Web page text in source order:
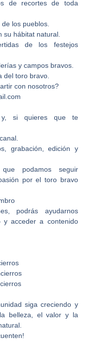
de recortes de toda
los pueblos.
su hábitat natural.
de los festejos
y campos bravos.
del toro bravo.
con nosotros?
y, si quieres que te
grabación, edición y
podamos seguir
por el toro bravo
podrás ayudarnos
y acceder a contenido
siga creciendo y
belleza, el valor y la